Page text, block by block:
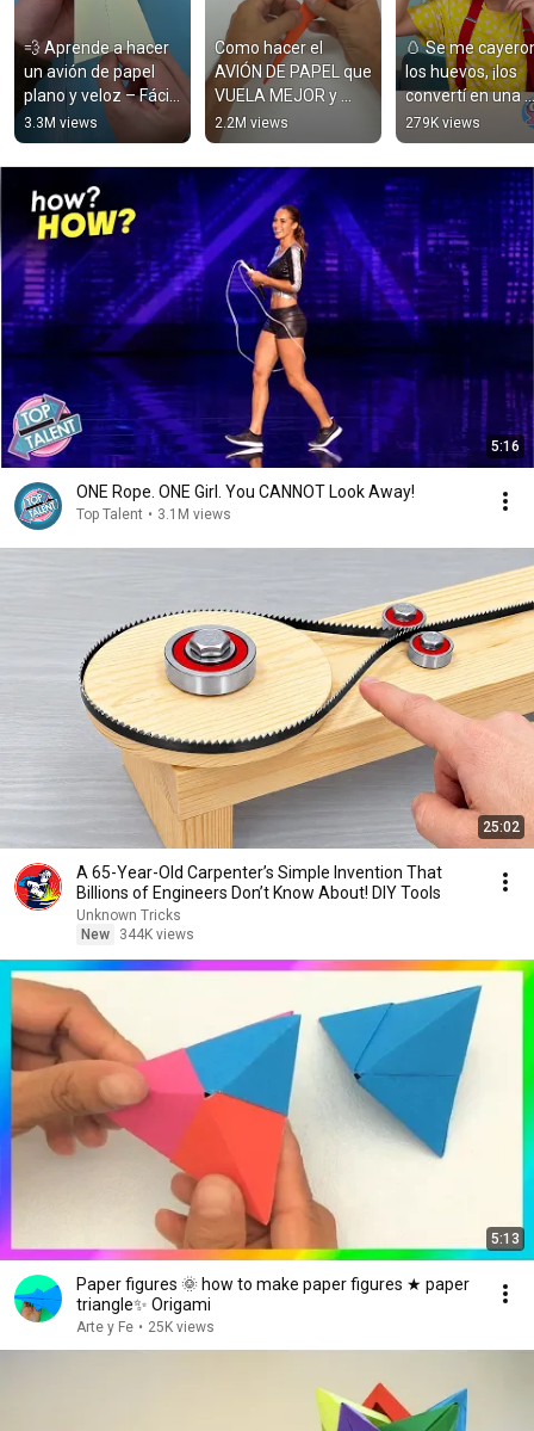
💨 Aprende a hacer
un avión de papel
plano y veloz – Fácil
y rápido
#kidsdeynershow
#videoseducativos
3.3M views
Como hacer el
AVIÓN DE PAPEL que
VUELA MEJOR y
más LEJOS
2.2M views
🥚 Se me
los huevos, ¡los
convertí en una
divertida
#manualidades
#DIY #arte
279K views
5:16
ONE Rope. ONE Girl. You CANNOT Look Away!
Top Talent • 3.1M views
25:02
A 65-Year-Old Carpenter’s Simple Invention That
Billions of Engineers Don’t Know About! DIY Tools
Unknown Tricks
New
344K views
5:13
Paper figures 🌞 how to make paper figures ★ paper
triangle✨ Origami
Arte y Fe • 25K views